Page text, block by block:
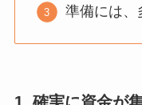
準備には、